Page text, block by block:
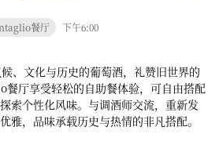
餐厅 下午6:00
、文化与历史的葡萄酒，礼赞旧世界的
厅享受轻松的自助餐体验，可自由搭配
索个性化风味。与调酒师交流，重新发
雅，品味承载历史与热情的非凡搭配。